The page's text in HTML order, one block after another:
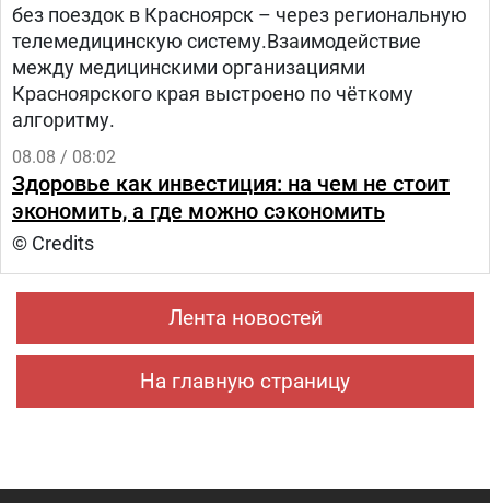
без поездок в Красноярск – через региональную
телемедицинскую систему.Взаимодействие
между медицинскими организациями
Красноярского края выстроено по чёткому
алгоритму.
08.08 / 08:02
Здоровье как инвестиция: на чем не стоит
экономить, а где можно сэкономить
© Credits
Лента новостей
На главную страницу